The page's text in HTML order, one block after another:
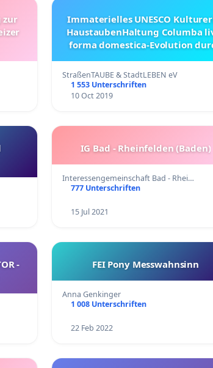
zur
Immaterielles UNESCO
HaustaubenHaltung Columba
forma domestica-Evolution
Mythos+Ökonomie zum
Soziokulturellen Element der
& Würde im Augsburger Modell.
StraßenTAUBE & StadtLEBEN eV
1 553 Unterschriften
10 Oct 2019
IG Bad - Rheinfelden (Baden)
Interessengemeinschaft Bad - Rhei…
777 Unterschriften
15 Jul 2021
-
FEI Pony Messwahnsinn
Anna Genkinger
1 008 Unterschriften
22 Feb 2022